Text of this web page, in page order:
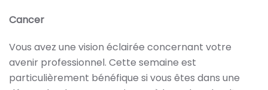
Cancer
Vous avez une vision éclairée concernant votre
avenir professionnel. Cette semaine est
particulièrement bénéfique si vous êtes dans une